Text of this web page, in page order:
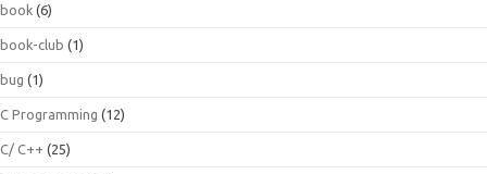
book (6)
book-club (1)
bug (1)
C Programming (12)
C/ C++ (25)